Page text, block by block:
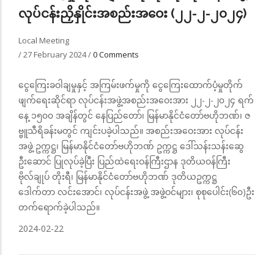
လုပ်ငန်းညှိနှိုင်းအစည်းအဝေး (၂၂-၂-၂၀၂၄)
Local Meeting
/27 February 2024/0 Comments
ငွေကြေးခဝါချမှုနှင့် အကြမ်းဖက်မှုကို ငွေကြေးထောက်ပံ့မှုတိုက်
ဖျက်ရေးဆိုင်ရာ လုပ်ငန်းအဖွဲ့အစည်းအဝေးအား ၂၂-၂-၂၀၂၄ ရက်
နေ့ ၁၅၀၀ အချိန်တွင် နေပြည်တော်၊ မြန်မာနိုင်ငံတော်ဗဟိုဘဏ်၊ ဇ
ဗ္ဗူသီရိခန်းမတွင် ကျင်းပခဲ့ပါသည်။ အစည်းအဝေးအား လုပ်ငန်း
အဖွဲ့ ဥက္ကဋ္ဌ၊ မြန်မာနိုင်ငံတော်ဗဟိုဘဏ် ဥက္ကဋ္ဌ ဒေါ်သန်းသန်းဆွေ
ဦးဆောင် ပြုလုပ်ခဲ့ပြီး ပြည်ထဲရေးဝန်ကြီးဌာန ဒုတိယဝန်ကြီး
ဗိုလ်ချုပ် တိုးရီ၊ မြန်မာနိုင်ငံတော်ဗဟိုဘဏ် ဒုတိယဥက္ကဋ္ဌ
ဒေါက်တာ လင်းအောင်၊ လုပ်ငန်းအဖွဲ့ အဖွဲ့ဝင်များ၊ စုစုပေါင်း(၆၀)ဦး
တက်ရောက်ခဲ့ပါသည်။
2024-02-22